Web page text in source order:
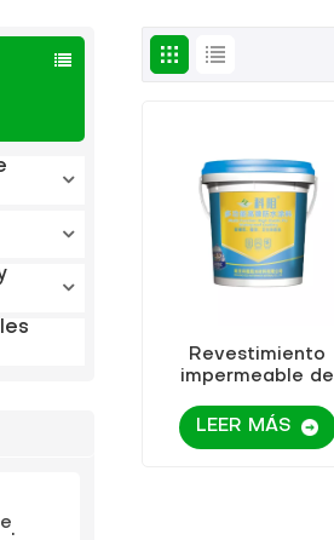
Revestimiento
impermeable de
elasticidad
multifunción
LEER MÁS